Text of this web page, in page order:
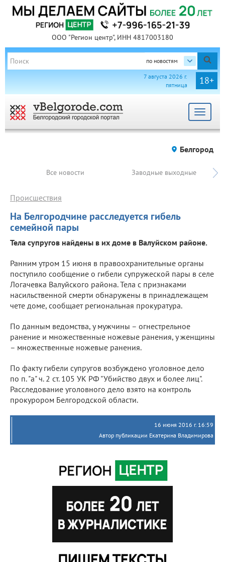
ООО "Регион центр", ИНН 4817003180
по новостям
18+
7 августа 2026 г.
пятница
Toggle
Белгород
Все новости Заводные выходные
На Белгородчине расследуется гибель
семейной пары
Происшествия
Тела супругов найдены в их доме в Валуйском районе.
Ранним утром 15 июня в правоохранительные органы
поступило сообщение о гибели супружеской пары в селе
Логачевка Валуйского района. Тела с признаками
насильственной смерти обнаружены в принадлежащем
чете доме, сообщает региональная прокуратура.
По данным ведомства, у мужчины – огнестрельное
ранение и множественные ножевые ранения, у женщины
– множественные ножевые ранения.
По факту гибели супругов возбуждено уголовное дело
по п. "а" ч. 2 ст. 105 УК РФ "Убийство двух и более лиц".
Расследование уголовного дело взято на контроль
прокурором Белгородской области.
16 июня 2016 г. 16:59
Автор публикации Екатерина Владимирова